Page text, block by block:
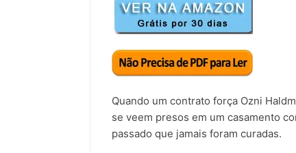
Quando um contrato força Ozni
se veem presos em um casamento
passado que jamais foram curadas.